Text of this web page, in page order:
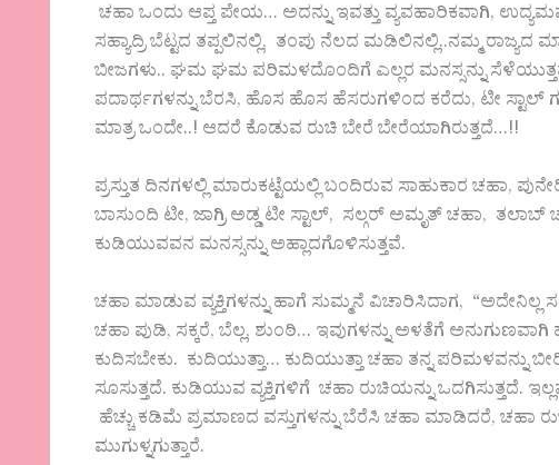
ಚಹಾ ಒಂದು ಆಪ್ತ ಪೇಯ… ಅದನ್ನು ಇವತ್ತು ವ್ಯವಹಾರಿಕವಾಗಿ,
ಸಹ್ಯಾದ್ರಿ ಬೆಟ್ಟದ ತಪ್ಪಲಿನಲ್ಲಿ, ತಂಪು ನೆಲದ ಮಡಿಲಿನಲ್ಲಿ..ನಮ್ಮ
ಬೀಜಗಳು.. ಘಮ ಘಮ ಪರಿಮಳದೊಂದಿಗೆ ಎಲ್ಲರ ಮನಸ್ಸನ್ನು
ಪದಾರ್ಥಗಳನ್ನು ಬೆರಸಿ, ಹೊಸ ಹೊಸ ಹೆಸರುಗಳಿಂದ ಕರೆದು, ಟೀ ಸ್ಟಾಲ್
ಮಾತ್ರ ಒಂದೇ..! ಆದರೆ ಕೊಡುವ ರುಚಿ ಬೇರೆ ಬೇರೆಯಾಗಿರುತ್ತದೆ…!!
ಪ್ರಸ್ತುತ ದಿನಗಳಲ್ಲಿ ಮಾರುಕಟ್ಟೆಯಲ್ಲಿ ಬಂದಿರುವ ಸಾಹುಕಾರ ಚಹಾ,
ಬಾಸುಂದಿ ಟೀ, ಜಾಗ್ರಿ ಅಡ್ಡ ಟೀ ಸ್ಟಾಲ್, ಸಲ್ಗರ್ ಅಮೃತ್ ಚಹಾ,
ಕುಡಿಯುವವನ ಮನಸ್ಸನ್ನು ಅಹ್ಲಾದಗೊಳಿಸುತ್ತವೆ.
ಚಹಾ ಮಾಡುವ ವ್ಯಕ್ತಿಗಳನ್ನು ಹಾಗೆ ಸುಮ್ಮನೆ ವಿಚಾರಿಸಿದಾಗ, “ಅದೇನಿಲ್ಲ
ಚಹಾ ಪುಡಿ, ಸಕ್ಕರೆ, ಬೆಲ್ಲ, ಶುಂಠಿ… ಇವುಗಳನ್ನು ಅಳತೆಗೆ
ಕುದಿಸಬೇಕು. ಕುದಿಯುತ್ತಾ… ಕುದಿಯುತ್ತಾ ಚಹಾ ತನ್ನ ಪರಿಮಳವನ್ನು
ಸೂಸುತ್ತದೆ. ಕುಡಿಯುವ ವ್ಯಕ್ತಿಗಳಿಗೆ ಚಹಾ ರುಚಿಯನ್ನು ಒದಗಿಸುತ್ತದೆ.
ಹೆಚ್ಚು ಕಡಿಮೆ ಪ್ರಮಾಣದ ವಸ್ತುಗಳನ್ನು ಬೆರೆಸಿ ಚಹಾ ಮಾಡಿದರೆ, ಚಹಾ
ಮುಗುಳ್ನಗುತ್ತಾರೆ.